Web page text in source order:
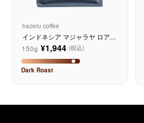
hazeru coffee
インドネシア マジャラヤ ロア
エステート ナチュラル
150g ¥1,944 (税込)
Dark Roast